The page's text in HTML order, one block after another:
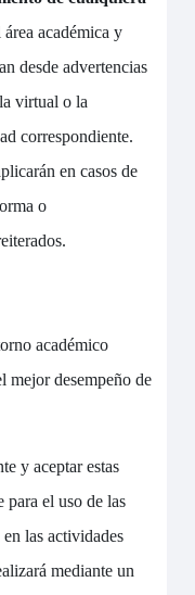
área académica y
desde advertencias
virtual o la
correspondiente.
en casos de
o
académico
mejor desempeño de
y aceptar estas
el uso de las
las actividades
mediante un